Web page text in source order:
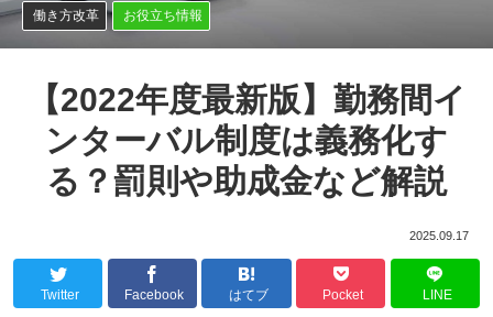
働き方改革 お役立ち情報
【2022年度最新版】勤務間イ
ンターバル制度は義務化す
る？罰則や助成金など解説
2025.09.17
Twitter Facebook はてブ Pocket LINE